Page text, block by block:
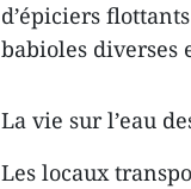
d’épiciers
babioles diverses
La vie sur l’eau
Les locaux